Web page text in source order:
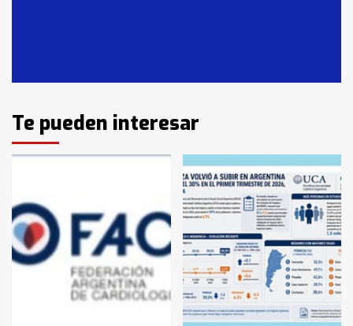
3
Identidad de los adolescentes
pampeanos que fueron
en la mañana del lunes
4
Accidente en Ruta 5: falleció un
joven de Trenque Lauquen
Los precios de los combustibles en
La Pampa, desde YPF hasta Axion
entre 857 a 1338 pesos
Te pueden interesar